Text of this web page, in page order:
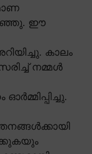
ഈ
കാലം
നമ്മൾ